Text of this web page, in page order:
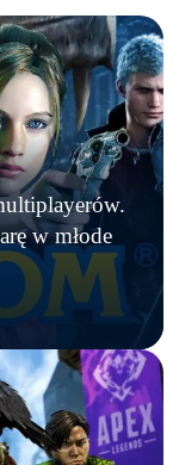
w młode